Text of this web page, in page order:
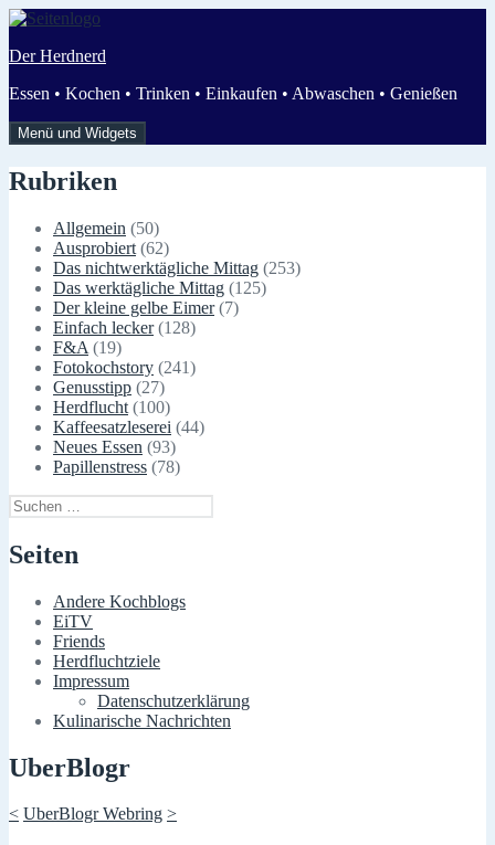
Zum
springen
Der Herdnerd
Essen • Kochen • Trinken • Einkaufen • Abwaschen • Genießen
Menü und Widgets
Rubriken
Allgemein (50)
Ausprobiert (62)
Das nichtwerktägliche Mittag (253)
Das werktägliche Mittag (125)
Der kleine gelbe Eimer(7)
Einfach lecker(128)
F&A (19)
Fotokochstory (241)
Genusstipp (27)
Herdflucht (100)
Kaffeesatzleserei (44)
Neues Essen (93)
Papillenstress (78)
Suchen
nach:
Seiten
Andere Kochblogs
EiTV
Friends
Herdfluchtziele
Impressum
Datenschutzerklärung
Kulinarische Nachrichten
UberBlogr
< UberBlogr Webring >